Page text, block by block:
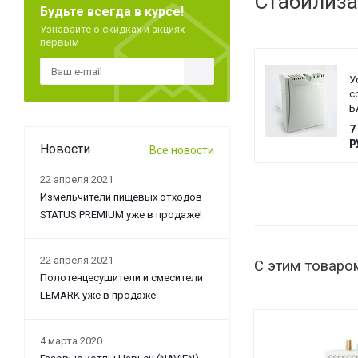
7
С этим
Будьте всегда в курсе!
Узнавайте о скидках и акциях
первым
Новости Все новости
22 апреля 2021
Измельчители пищевых отходов
STATUS PREMIUM уже в продаже!
22 апреля 2021
Полотенцесушители и смесители
LEMARK уже в продаже
4 марта 2020